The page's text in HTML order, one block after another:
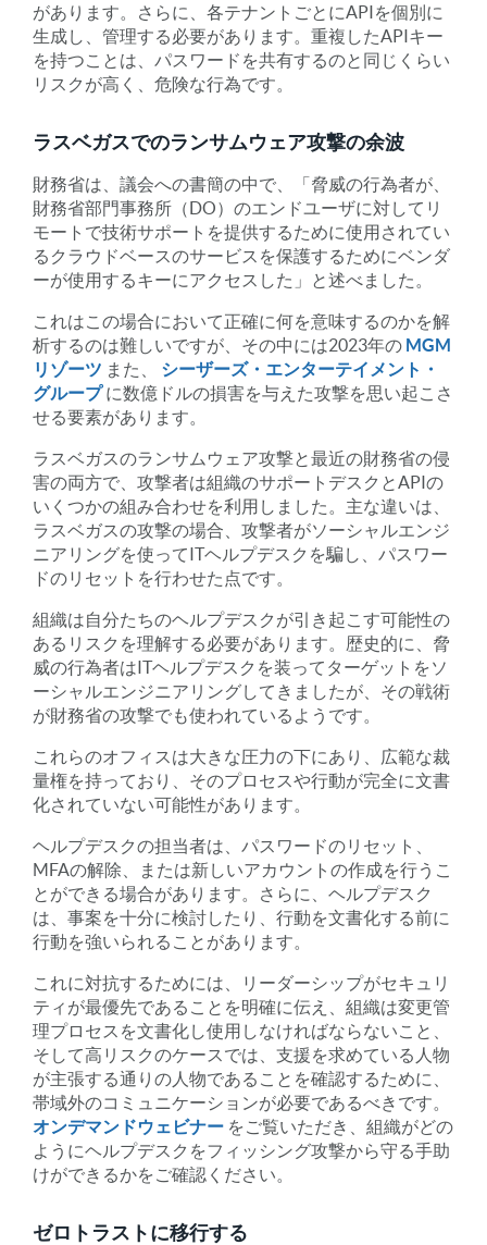
があります。さらに、各テナントごとにAPIを個別に
生成し、管理する必要があります。重複したAPIキー
を持つことは、パスワードを共有するのと同じくらい
リスクが高く、危険な行為です。
ラスベガスでのランサムウェア攻撃の余波
財務省は、議会への書簡の中で、「脅威の行為者が、
財務省部門事務所（DO）のエンドユーザに対してリ
モートで技術サポートを提供するために使用されてい
るクラウドベースのサービスを保護するためにベンダ
ーが使用するキーにアクセスした」と述べました。
これはこの場合において正確に何を意味するのかを解
析するのは難しいですが、その中には2023年の MGM
リゾーツ また、 シーザーズ・エンターテイメント・
グループに数億ドルの損害を与えた攻撃を思い起こさ
せる要素があります。
ラスベガスのランサムウェア攻撃と最近の財務省の侵
害の両方で、攻撃者は組織のサポートデスクとAPIの
いくつかの組み合わせを利用しました。主な違いは、
ラスベガスの攻撃の場合、攻撃者がソーシャルエンジ
ニアリングを使ってITヘルプデスクを騙し、パスワー
ドのリセットを行わせた点です。
組織は自分たちのヘルプデスクが引き起こす可能性の
あるリスクを理解する必要があります。歴史的に、脅
威の行為者はITヘルプデスクを装ってターゲットをソ
ーシャルエンジニアリングしてきましたが、その戦術
が財務省の攻撃でも使われているようです。
これらのオフィスは大きな圧力の下にあり、広範な裁
量権を持っており、そのプロセスや行動が完全に文書
化されていない可能性があります。
ヘルプデスクの担当者は、パスワードのリセット、
MFAの解除、または新しいアカウントの作成を行うこ
とができる場合があります。さらに、ヘルプデスク
は、事案を十分に検討したり、行動を文書化する前に
行動を強いられることがあります。
これに対抗するためには、リーダーシップがセキュリ
ティが最優先であることを明確に伝え、組織は変更管
理プロセスを文書化し使用しなければならないこと、
そして高リスクのケースでは、支援を求めている人物
が主張する通りの人物であることを確認するために、
帯域外のコミュニケーションが必要であるべきです。
オンデマンドウェビナー をご覧いただき、組織がどの
ようにヘルプデスクをフィッシング攻撃から守る手助
けができるかをご確認ください。
ゼロトラストに移行する